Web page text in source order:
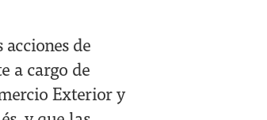
de
a cargo de
Exterior y